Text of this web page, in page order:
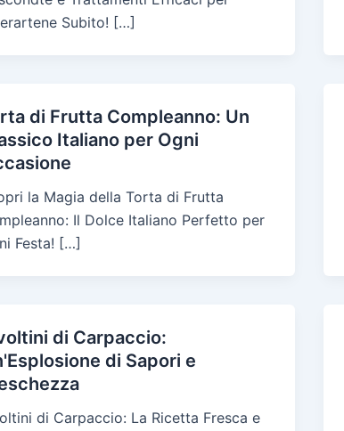
Subito! […]
di Frutta Compleanno: Un
Italiano per Ogni
la Magia della Torta di Frutta
Il Dolce Italiano Perfetto per
Festa! […]
di Carpaccio:
di Sapori e
di Carpaccio: La Ricetta Fresca e